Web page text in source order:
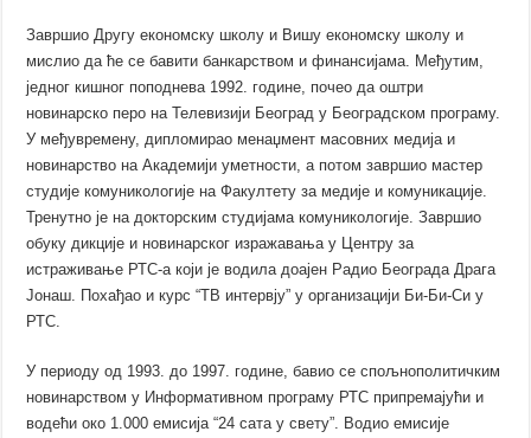
Завршио Другу економску школу и Вишу економску школу и
мислио да ће се бавити банкарством и финансијама. Међутим,
једног кишног поподнева 1992. године, почео да оштри
новинарско перо на Телевизији Београд у Београдском програму.
У међувремену, дипломирао менаџмент масовних медија и
новинарство на Академији уметности, а потом завршио мастер
студије комуникологије на Факултету за медије и комуникације.
Тренутно је на докторским студијама комуникологије. Завршио
обуку дикције и новинарског изражавања у Центру за
истраживање РТС-а који је водила доајен Радио Београда Драга
Јонаш. Похађао и курс “ТВ интервју” у организaцији Би-Би-Си у
РТС.
У периоду од 1993. до 1997. године, бавио се спољнополитичким
новинарством у Информативном програму РТС припремајући и
водећи око 1.000 емисија “24 сата у свету”. Водио емисије